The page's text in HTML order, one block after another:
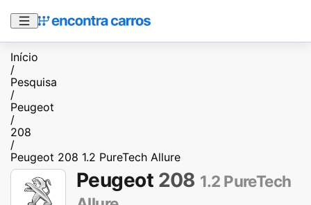
Início
/
Pesquisa
/
Peugeot
/
208
/
Peugeot 208 1.2 PureTech Allure
Peugeot 208 1.2 PureTech